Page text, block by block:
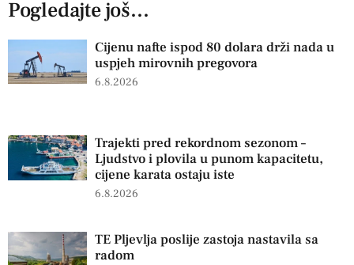
Pogledajte još...
Cijenu nafte ispod 80 dolara drži nada u
uspjeh mirovnih pregovora
6.8.2026
Trajekti pred rekordnom sezonom –
Ljudstvo i plovila u punom kapacitetu,
cijene karata ostaju iste
6.8.2026
TE Pljevlja poslije zastoja nastavila sa
radom